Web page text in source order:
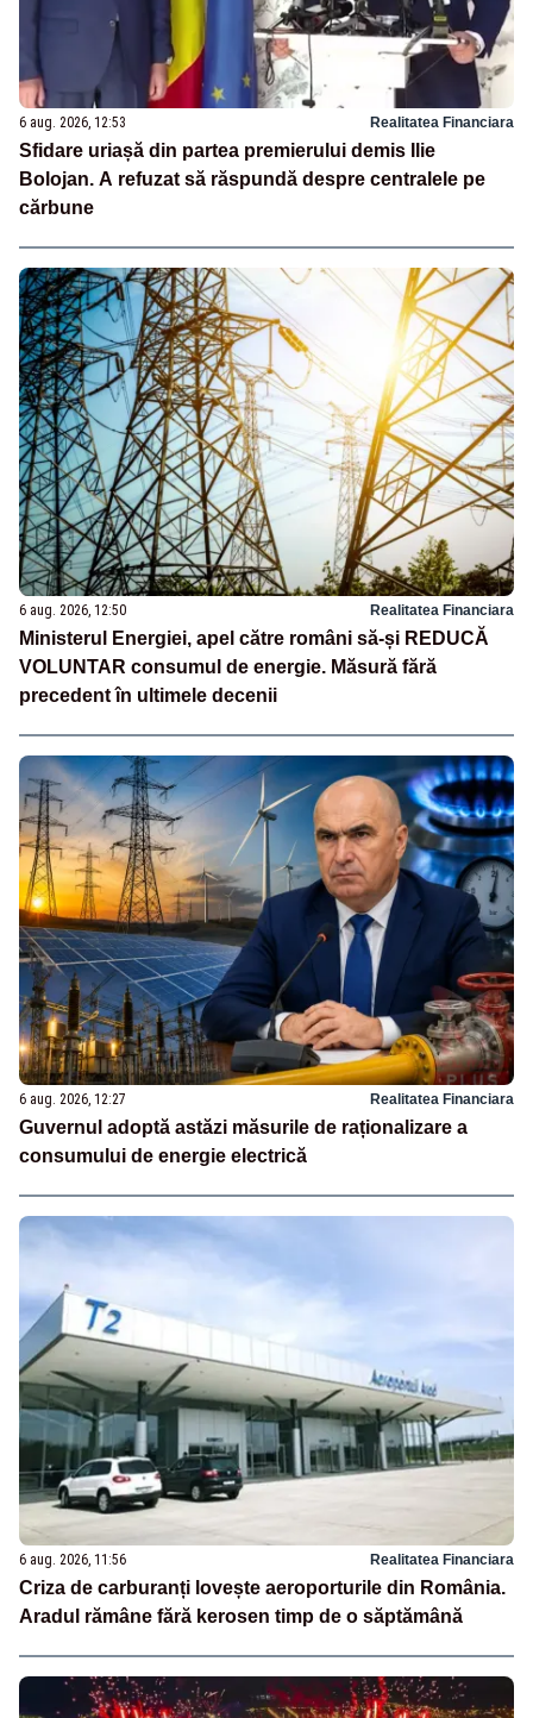
6 aug. 2026, 12:53 Realitatea Financiara
Sfidare uriașă din partea premierului demis Ilie
Bolojan. A refuzat să răspundă despre centralele pe
cărbune
6 aug. 2026, 12:50 Realitatea Financiara
Ministerul Energiei, apel către români să-și REDUCĂ
VOLUNTAR consumul de energie. Măsură fără
precedent în ultimele decenii
6 aug. 2026, 12:27 Realitatea Financiara
Guvernul adoptă astăzi măsurile de raționalizare a
consumului de energie electrică
6 aug. 2026, 11:56 Realitatea Financiara
Criza de carburanți lovește aeroporturile din România.
Aradul rămâne fără kerosen timp de o săptămână